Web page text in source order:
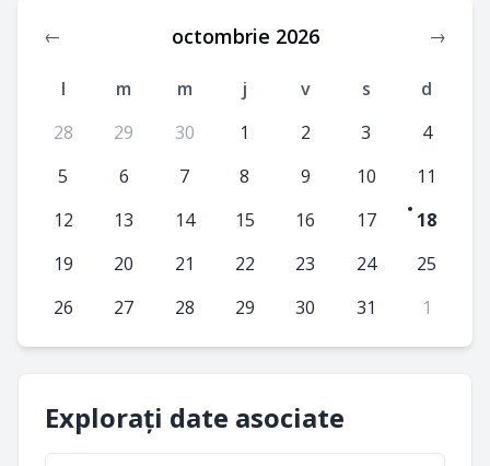
← octombrie 2026 →
l m m j v s
d
28
29 30 1 2 3
4
5
6 7 8 9 10
11
12
13 14 15 16 17
18
19
20 21 22 23 24
25
26
27 28 29 30 31 1
Explorați date asociate